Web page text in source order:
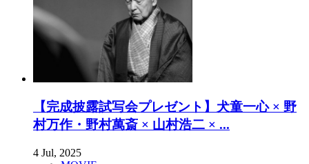
【完成披露試写会プレゼント】犬童一心 × 野
村万作・野村萬斎 × 山村浩二 × ...
4 Jul, 2025